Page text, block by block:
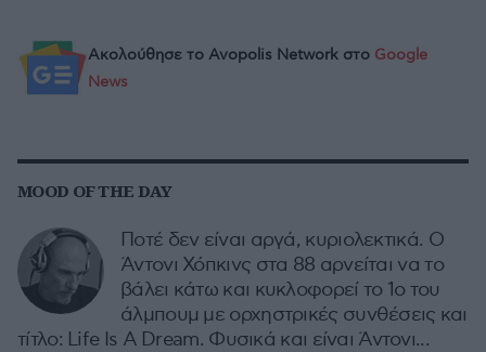
Ακολούθησε το Avopolis Network στο Google
News
MOOD OF THE DAY
Ποτέ δεν είναι αργά, κυριολεκτικά. Ο
Άντονι Χόπκινς στα 88 αρνείται να το
βάλει κάτω και κυκλοφορεί το 1ο του
άλμπουμ με ορχηστρικές συνθέσεις και
τίτλο: Life Is A Dream. Φυσικά και είναι Άντονι...